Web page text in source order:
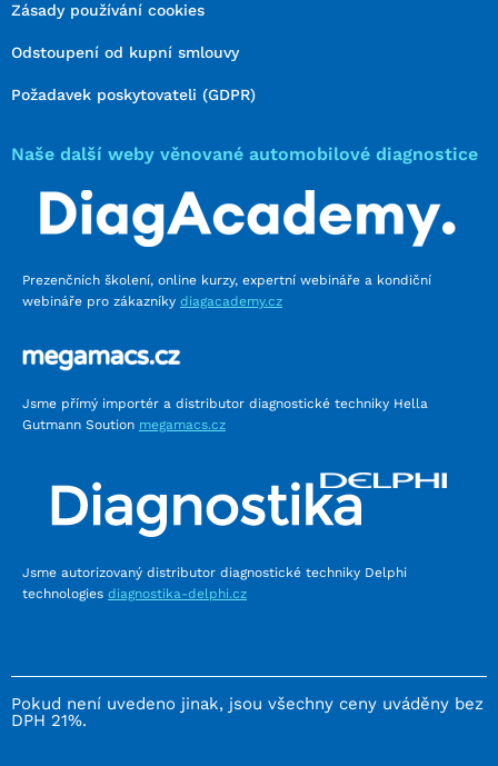
Zásady používání cookies
Odstoupení od kupní smlouvy
Požadavek poskytovateli (GDPR)
Naše další weby věnované automobilové diagnostice
Prezenčních školení, online kurzy, expertní webináře a kondiční
webináře pro zákazníky diagacademy.cz
Jsme přímý importér a distributor diagnostické techniky Hella
Gutmann Soution megamacs.cz
Jsme autorizovaný distributor diagnostické techniky Delphi
technologies diagnostika-delphi.cz
Pokud není uvedeno jinak, jsou všechny ceny uváděny bez
DPH 21%.